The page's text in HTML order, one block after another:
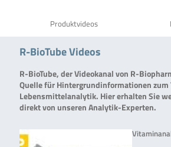
Produktvideos
R-BioTube Videos
R-BioTube, der Videokanal von R-
Quelle für Hintergrundinformationen zum
Lebensmittelanalytik. Hier erhalten Sie
direkt von unseren Analytik-Experten.